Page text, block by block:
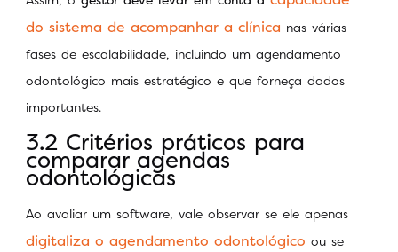
do sistema de acompanhar a clínica nas várias
fases de escalabilidade, incluindo um agendamento
odontológico mais estratégico e que forneça dados
importantes.
3.2 Critérios práticos para
comparar agendas
odontológicas
Ao avaliar um software, vale observar se ele apenas
digitaliza o agendamento odontológico ou se